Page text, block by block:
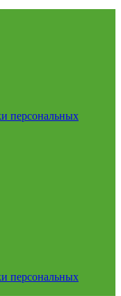
персональных
персональных